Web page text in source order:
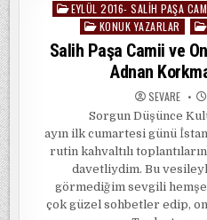
Posted
EYLÜL 2016- SALIH PAŞA
KONUK YAZARLAR
Salih Paşa Camii ve
Adnan
SEVARE
Sorgun Düşünce
ayın ilk cumartesi günü
rutin kahvaltılı
davetliydim. Bu
görmediğim sevgili
çok güzel sohbetler edip,